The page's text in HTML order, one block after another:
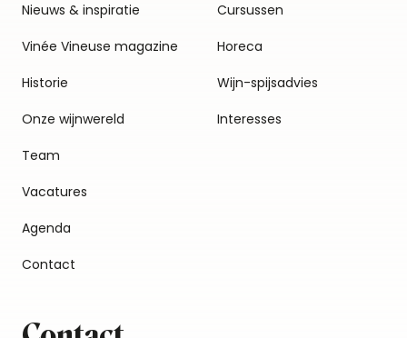
Nieuws & inspiratie
Vinée Vineuse magazine
Historie
Onze wijnwereld
Team
Vacatures
Agenda
Contact
Cursussen
Horeca
Wijn-spijsadvies
Interesses